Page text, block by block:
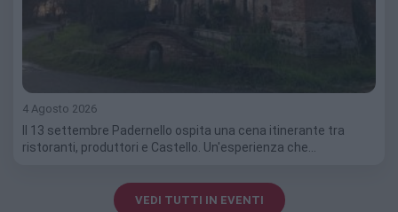
4 Agosto 2026
Il 13 settembre Padernello ospita una cena itinerante tra
ristoranti, produttori e Castello. Un'esperienza che…
VEDI TUTTI IN EVENTI